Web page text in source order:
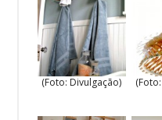
(Foto: Divulgação)